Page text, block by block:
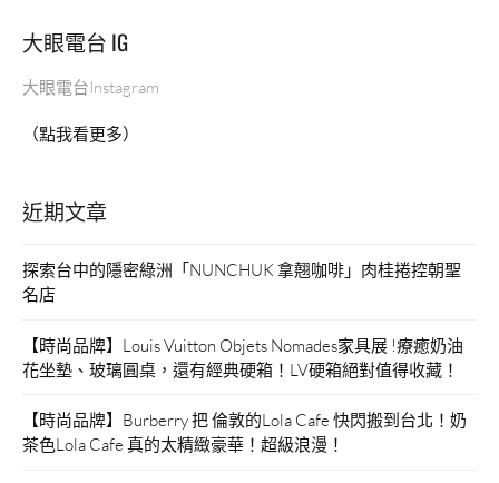
章
丼
飯
喱
飯、
大眼電台 IG
大眼電台Instagram
（點我看更多）
近期文章
探索台中的隱密綠洲「NUNCHUK 拿翹咖啡」肉桂捲控朝聖
名店
【時尚品牌】Louis Vuitton Objets Nomades家具展 !療癒奶油
花坐墊、玻璃圓桌，還有經典硬箱！LV硬箱絕對值得收藏！
【時尚品牌】Burberry 把 倫敦的Lola Cafe 快閃搬到台北！奶
茶色Lola Cafe 真的太精緻豪華！超級浪漫！